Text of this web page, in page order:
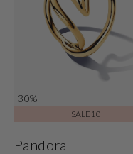
-30%
SALE10
Pandora